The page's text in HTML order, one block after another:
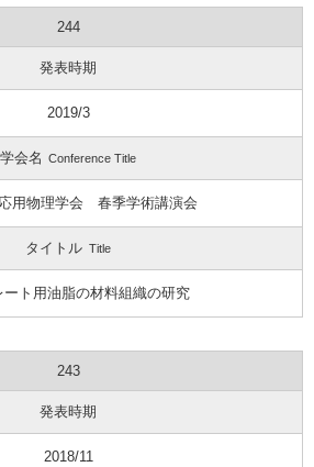
244
発表時期
2019/3
学会名 Conference Title
用物理学会 春季学術講演会
タイトル Title
ート用油脂の材料組織の研究
243
発表時期
2018/11